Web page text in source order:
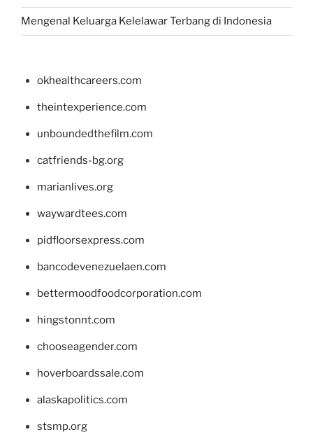
Mengenal Keluarga Kelelawar Terbang di Indonesia
okhealthcareers.com
theintexperience.com
unboundedthefilm.com
catfriends-bg.org
marianlives.org
waywardtees.com
pidfloorsexpress.com
bancodevenezuelaen.com
bettermoodfoodcorporation.com
hingstonnt.com
chooseagender.com
hoverboardssale.com
alaskapolitics.com
stsmp.org